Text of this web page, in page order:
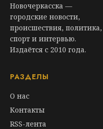
Новочеркасска —
городские новости,
происшествия, политика,
спорт и интервью.
Издаётся с 2010 года.
РАЗДЕЛЫ
О нас
Контакты
RSS-лента